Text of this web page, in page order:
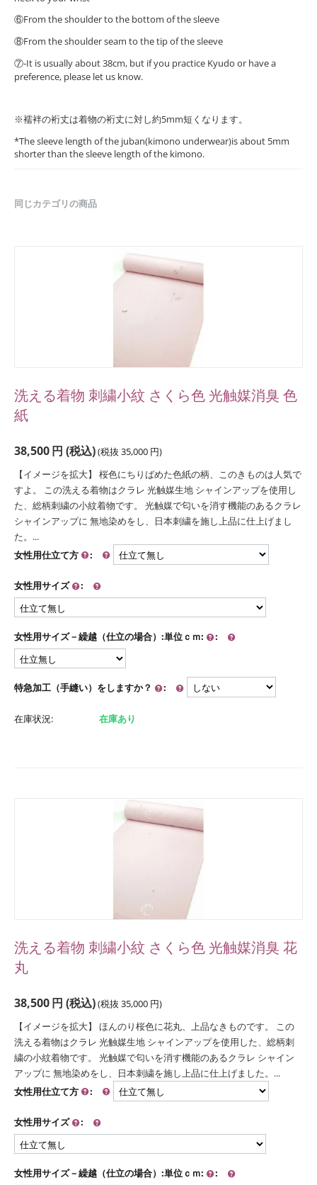
⑥From the shoulder to the bottom of the sleeve
⑧From the shoulder seam to the tip of the sleeve
⑦-It is usually about 38cm, but if you practice Kyudo or have a
preference, please let us know.
※襦袢の裄丈は着物の裄丈に対し約5mm短くなります。
*The sleeve length of the juban(kimono underwear)is about 5mm
shorter than the sleeve length of the kimono.
同じカテゴリの商品
洗える着物 刺繍小紋 さくら色 光触媒消臭 色
紙
38,500円 (税込)(税抜 35,000 円)
【イメージを拡大】 桜色にちりばめた色紙の柄、このきものは人気で
すよ。 この洗える着物はクラレ 光触媒生地 シャインアップを使用し
た、総柄刺繍の小紋着物です。 光触媒で匂いを消す機能のあるクラレ
シャインアップに 無地染めをし、日本刺繍を施し上品に仕上げまし
た。...
女性用仕立て方
:
女性用サイズ :
女性用サイズ－繰越（仕立の場合）:単位ｃｍ: :
特急加工（手縫い）をしますか？ :
在庫状況: 在庫あり
洗える着物 刺繍小紋 さくら色 光触媒消臭 花
丸
38,500円 (税込)(税抜 35,000 円)
【イメージを拡大】 ほんのり桜色に花丸、上品なきものです。 この
洗える着物はクラレ 光触媒生地 シャインアップを使用した、総柄刺
繍の小紋着物です。 光触媒で匂いを消す機能のあるクラレ シャイン
アップに 無地染めをし、日本刺繍を施し上品に仕上げました。...
女性用仕立て方
:
女性用サイズ :
女性用サイズ－繰越（仕立の場合）:単位ｃｍ: :